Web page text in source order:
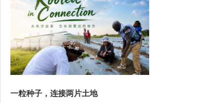
一粒种子，连接两片土地